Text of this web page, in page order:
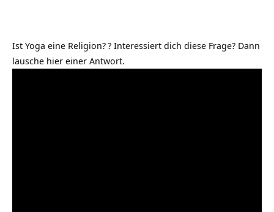
Ist Yoga eine Religion?? Interessiert dich diese Frage? Dann
lausche hier einer Antwort.